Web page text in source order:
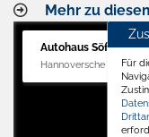
Mehr zu
Autohaus Söffker
Hannoversche Str. 34,
Für